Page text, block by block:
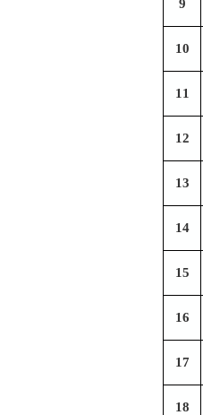
9
10
11
12
13
14
15
16
17
18